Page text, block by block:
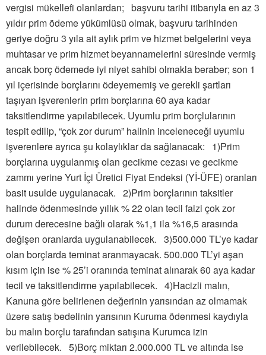
vergisi mükellefi olanlardan; başvuru tarihi itibarıyla en az 3
yıldır prim ödeme yükümlüsü olmak, başvuru tarihinden
geriye doğru 3 yıla ait aylık prim ve hizmet belgelerini veya
muhtasar ve prim hizmet beyannamelerini süresinde vermiş
ancak borç ödemede iyi niyet sahibi olmakla beraber; son 1
yıl içerisinde borçlarını ödeyememiş ve gerekli şartları
taşıyan işverenlerin prim borçlarına 60 aya kadar
taksitlendirme yapılabilecek. Uyumlu prim borçlularının
tespit edilip, “çok zor durum” halinin inceleneceği uyumlu
işverenlere ayrıca şu kolaylıklar da sağlanacak: 1)Prim
borçlarına uygulanmış olan gecikme cezası ve gecikme
zammı yerine Yurt İçi Üretici Fiyat Endeksi (Yİ-ÜFE) oranları
basit usulde uygulanacak. 2)Prim borçlarının taksitler
halinde ödenmesinde yıllık % 22 olan tecil faizi çok zor
durum derecesine bağlı olarak %1,1 ila %16,5 arasında
değişen oranlarda uygulanabilecek. 3)500.000 TL’ye kadar
olan borçlarda teminat aranmayacak. 500.000 TL’yi aşan
kısım için ise % 25’i oranında teminat alınarak 60 aya kadar
tecil ve taksitlendirme yapılabilecek. 4)Hacizli malın,
Kanuna göre belirlenen değerinin yarısından az olmamak
üzere satış bedelinin yarısının Kuruma ödenmesi kaydıyla
bu malın borçlu tarafından satışına Kurumca izin
verilebilecek. 5)Borç miktarı 2.000.000 TL ve altında ise